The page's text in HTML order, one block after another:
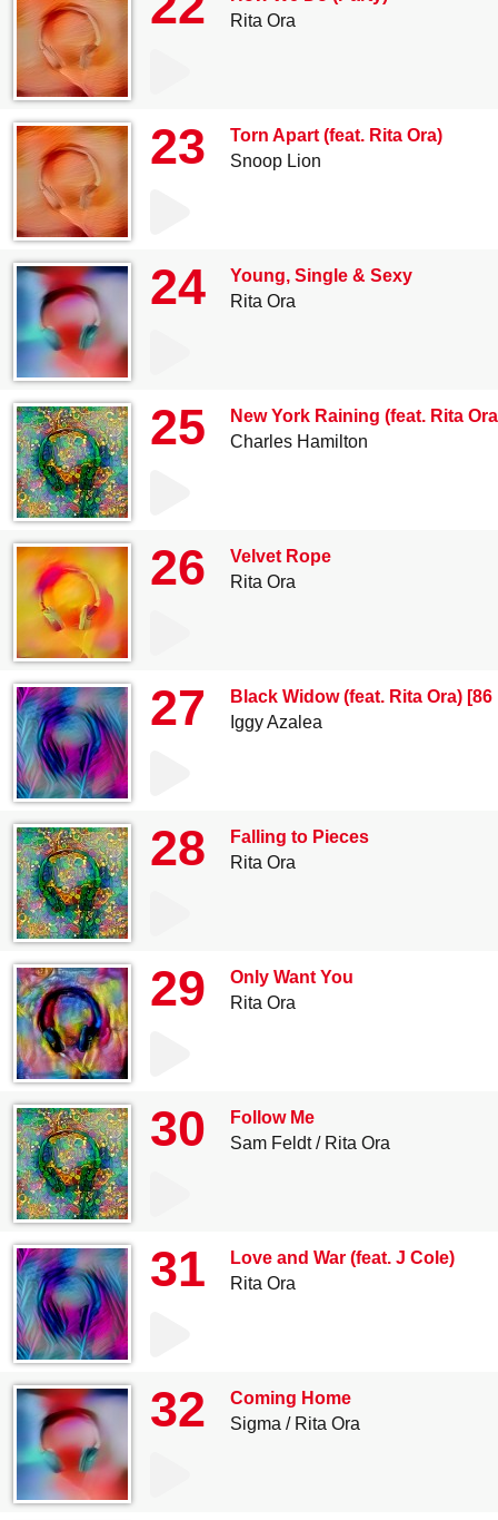
Rita Ora
23
Torn Apart (feat. Rita Ora)
Snoop Lion
24
Young, Single & Sexy
Rita Ora
25
New York Raining (feat. Rita
Charles Hamilton
26
Velvet Rope
Rita Ora
27
Black Widow (feat. Rita Ora)
Iggy Azalea
28
Falling to Pieces
Rita Ora
29
Only Want You
Rita Ora
30
Follow Me
Sam Feldt
Rita Ora
31
Love and War (feat. J Cole)
Rita Ora
32
Coming Home
Sigma
Rita Ora